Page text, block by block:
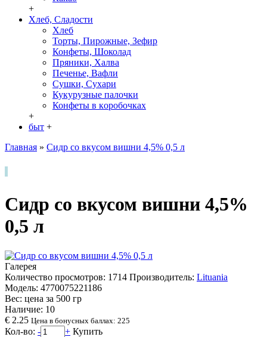
+
Хлеб, Сладости
Хлеб
Торты, Пирожные, Зефир
Конфеты, Шоколад
Пряники, Халва
Печенье, Вафли
Сушки, Сухари
Кукурузные палочки
Конфеты в кoробочках
+
быт +
Главная » Сидр со вкусом вишни 4,5% 0,5 л
Сидр со вкусом вишни 4,5%
0,5 л
Галерея
Количество просмотров: 1714 Производитель: Lituania
Модель: 4770075221186
Вес: цена за 500 гр
Наличие: 10
€ 2.25 Цена в бонусных баллах: 225
Кол-во: - + Купить